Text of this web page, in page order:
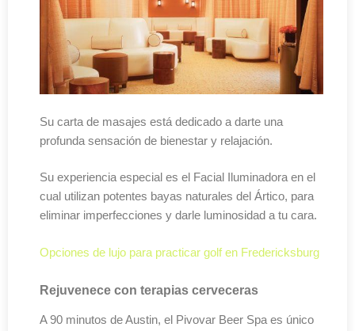
Su carta de masajes está dedicado a darte una
profunda sensación de bienestar y relajación.
Su experiencia especial es el Facial Iluminadora en el
cual utilizan potentes bayas naturales del Ártico, para
eliminar imperfecciones y darle luminosidad a tu cara.
Opciones de lujo para practicar golf en Fredericksburg
Rejuvenece con terapias cerveceras
A 90 minutos de Austin, el Pivovar Beer Spa es único